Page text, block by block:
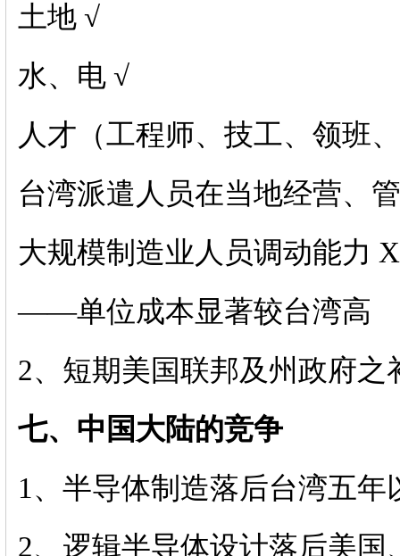
土地 √
水、电 √
人才（工程师、技工、领班
台湾派遣人员在当地经营、
大规模制造业人员调动能力 X
——单位成本显著较台湾高
2、短期美国联邦及州政府
七、中国大陆的竞争
1、半导体制造落后台湾五年
2、逻辑半导体设计落后美国